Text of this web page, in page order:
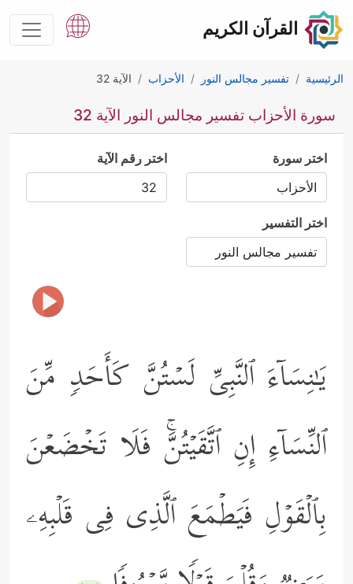
القرآن الكريم
الرئيسية تفسير مجالس النور الأحزاب الآية 32
سورة الأحزاب تفسير مجالس النور الآية 32
اختر سورة اختر رقم الآية
اختر التفسير
یَـٰنِسَاۤءَ ٱلنَّبِیِّ لَسۡتُنَّ كَأَحَدࣲ مِّنَ
ٱلنِّسَاۤءِ إِنِ ٱتَّقَیۡتُنَّۚ فَلَا تَخۡضَعۡنَ
بِٱلۡقَوۡلِ فَیَطۡمَعَ ٱلَّذِی فِی قَلۡبِهِۦ